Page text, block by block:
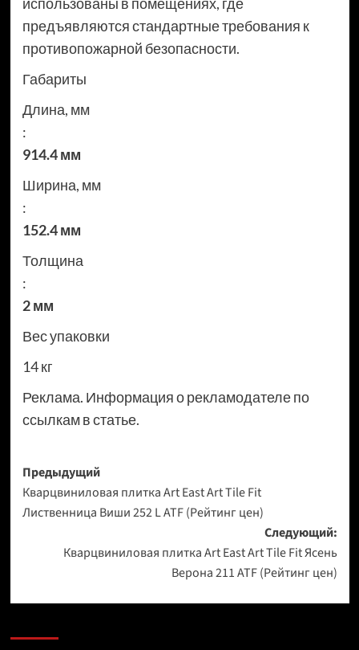
предъявляются стандартные требования к
противопожарной безопасности.
Габариты
Длина, мм
:
914.4 мм
Ширина, мм
:
152.4 мм
Толщина
:
2 мм
Вес упаковки
14 кг
Реклама. Информация о рекламодателе по
ссылкам в статье.
Навигация
записи
Предыдущий
Кварцвиниловая плитка Art East Art Tile Fit
Лиственница Виши 252 L ATF (Рейтинг цен)
Следующий:
Кварцвиниловая плитка Art East Art Tile Fit Ясень
Верона 211 ATF (Рейтинг цен)